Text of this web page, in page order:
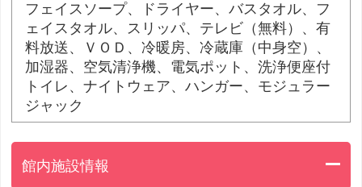
フェイスソープ、ドライヤー、バスタオル、フ
ェイスタオル、スリッパ、テレビ（無料）、有
料放送、ＶＯＤ、冷暖房、冷蔵庫（中身空）、
加湿器、空気清浄機、電気ポット、洗浄便座付
トイレ、ナイトウェア、ハンガー、モジュラー
ジャック
館内施設情報